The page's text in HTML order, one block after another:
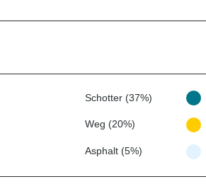
Schotter (37%)
Weg (20%)
Asphalt (5%)